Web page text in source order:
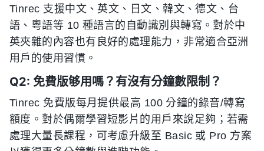
Tinrec 支援中文、英文、日文、韓文、德文、台
語、粵語等 10 種語言的自動識別與轉寫。對於中
英夾雜的內容也有良好的處理能力，非常適合亞洲
用戶的使用習慣。
Q2: 免費版够用嗎？有沒有分鐘數限制？
Tinrec 免費版每月提供最高 100 分鐘的錄音/轉寫
額度。對於偶爾學習短影片的用戶來說足夠；若需
處理大量長課程，可考慮升級至 Basic 或 Pro 方案